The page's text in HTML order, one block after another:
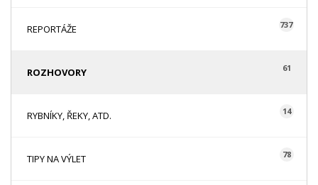
REPORTÁŽE 737
ROZHOVORY 61
RYBNÍKY, ŘEKY, ATD. 14
TIPY NA VÝLET 78